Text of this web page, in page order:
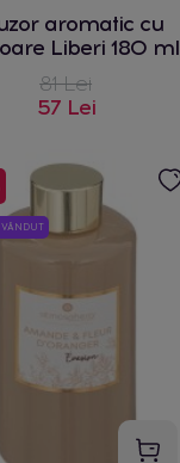
aromatic cu
Liberi 180 ml
81 Lei
57 Lei